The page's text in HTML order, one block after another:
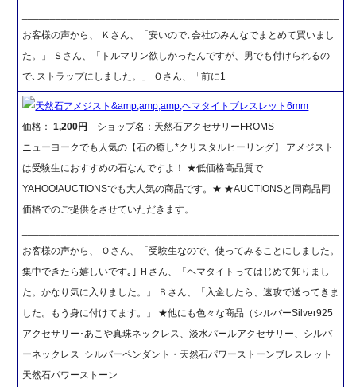
お客様の声から、 Ｋさん、「安いので､会社のみんなでまとめて買いまし
た。」 Ｓさん、「トルマリン欲しかったんですが、男でも付けられるの
で､ストラップにしました。」 Ｏさん、「前に1
天然石アメジスト&amp;amp;amp;ヘマタイトブレスレット6mm
価格：1,200円
ショップ名：天然石アクセサリーFROMS
ニューヨークでも人気の【石の癒し*クリスタルヒーリング】 アメジスト
は受験生におすすめの石なんですよ！ ★低価格高品質で
YAHOO!AUCTIONSでも大人気の商品です。★ ★AUCTIONSと同商品同
価格でのご提供をさせていただきます。
お客様の声から、 Ｏさん、「受験生なので、使ってみることにしました。
集中できたら嬉しいです｡｣ Ｈさん、「ヘマタイトってはじめて知りまし
た。かなり気に入りました。」 Ｂさん、「入金したら、速攻で送ってきま
した。もう身に付けてます。」 ★他にも色々な商品（シルバーSilver925
アクセサリー･あこや真珠ネックレス、淡水パールアクセサリー、シルバ
ーネックレス･シルバーペンダント・天然石パワーストーンブレスレット･
天然石パワーストーン